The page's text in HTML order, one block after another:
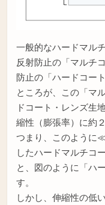
一般的なハードマル
反射防止の「マルチ
防止の「ハードコー
ところが、この「マ
ドコート・レンズ生
縮性（膨張率）に約
つまり、このよう
したハードマルチコ
と、図のように「ハ
す。
しかし、伸縮性の低